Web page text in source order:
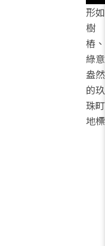
形如
樹
樁、
綠意
盎然
的玖
珠町
地標